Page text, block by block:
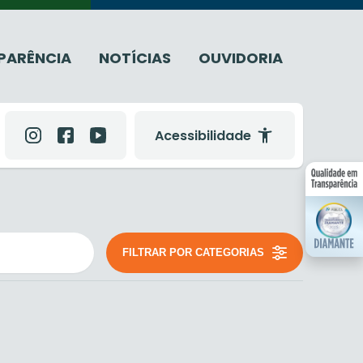
NOTÍCIAS OUVIDORIA
Acessibilidade
FILTRAR POR CATEGORIAS